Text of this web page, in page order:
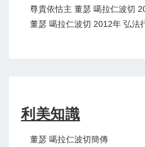
尊貴依怙主 董瑟 噶拉仁波切
董瑟 噶拉仁波切 2012年 弘法
利美知識
董瑟 噶拉仁波切簡傳